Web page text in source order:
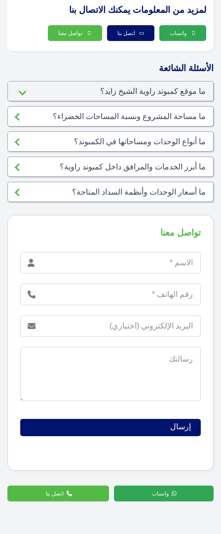
لمزيد من المعلومات يمكنك الاتصال بنا
واتساب اتصل بنا تواصل معنا
الأسئلة الشائعة
ما موقع كمبوند راوية الشيخ زايد؟
ما مساحة المشروع ونسبة المساحات الخضراء؟
ما أنواع الوحدات ومساحاتها في الكمبوند؟
ما أبرز الخدمات والمرافق داخل كمبوند راوية؟
ما أسعار الوحدات وأنظمة السداد المتاحة؟
تواصل معنا
واتساب اتصل بنا